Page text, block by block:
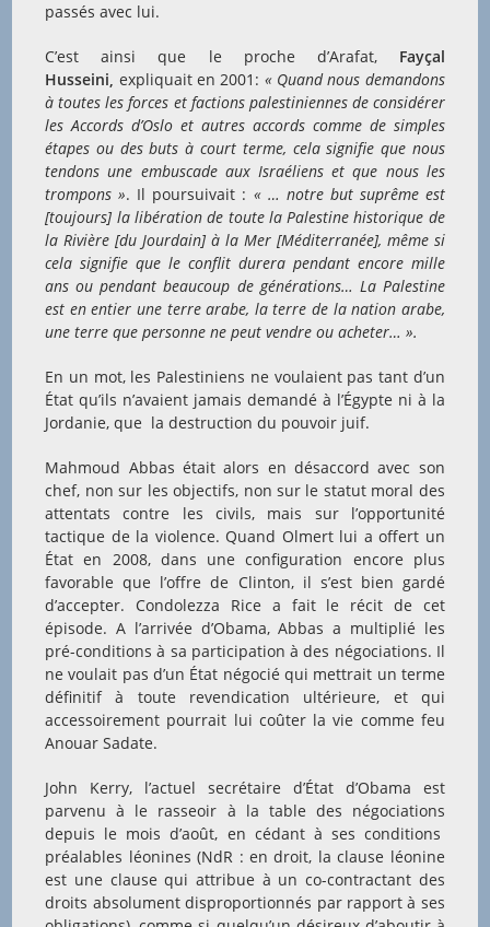
passés avec lui.
C’est ainsi que le proche d’Arafat, Fayçal
Husseini, expliquait en 2001: « Quand nous demandons
à toutes les forces et factions palestiniennes de considérer
les Accords d’Oslo et autres accords comme de simples
étapes ou des buts à court terme, cela signifie que nous
tendons une embuscade aux Israéliens et que nous les
trompons ». Il poursuivait : « … notre but suprême est
[toujours] la libération de toute la Palestine historique de
la Rivière [du Jourdain] à la Mer [Méditerranée], même si
cela signifie que le conflit durera pendant encore mille
ans ou pendant beaucoup de générations… La Palestine
est en entier une terre arabe, la terre de la nation arabe,
une terre que personne ne peut vendre ou acheter… ».
En un mot, les Palestiniens ne voulaient pas tant d’un
État qu’ils n’avaient jamais demandé à l’Égypte ni à la
Jordanie, que la destruction du pouvoir juif.
Mahmoud Abbas était alors en désaccord avec son
chef, non sur les objectifs, non sur le statut moral des
attentats contre les civils, mais sur l’opportunité
tactique de la violence. Quand Olmert lui a offert un
État en 2008, dans une configuration encore plus
favorable que l’offre de Clinton, il s’est bien gardé
d’accepter. Condolezza Rice a fait le récit de cet
épisode. A l’arrivée d’Obama, Abbas a multiplié les
pré-conditions à sa participation à des négociations. Il
ne voulait pas d’un État négocié qui mettrait un terme
définitif à toute revendication ultérieure, et qui
accessoirement pourrait lui coûter la vie comme feu
Anouar Sadate.
John Kerry, l’actuel secrétaire d’État d’Obama est
parvenu à le rasseoir à la table des négociations
depuis le mois d’août, en cédant à ses conditions
préalables léonines (NdR : en droit, la clause léonine
est une clause qui attribue à un co-contractant des
droits absolument disproportionnés par rapport à ses